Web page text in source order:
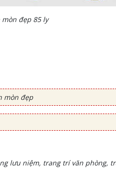
đẹp 85 ly
mòn đẹp
lưu niệm, trang trí văn phòng,